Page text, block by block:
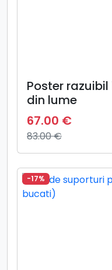
Poster
din lume
67.00 €
83.00 €
-17%